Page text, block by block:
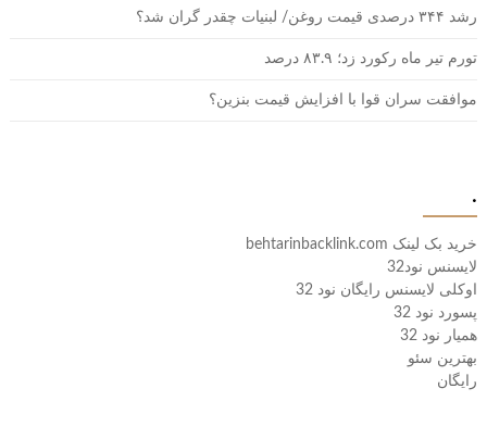
رشد ۳۴۴ درصدی قیمت روغن/ لبنیات چقدر گران شد؟
تورم تیر ماه رکورد زد؛ ۸۳.۹ درصد
موافقت سران قوا با افزایش قیمت بنزین؟
.
خرید بک لینک behtarinbacklink.com
لایسنس نود32
اوکلی لایسنس رایگان نود 32
پسورد نود 32
همیار نود 32
بهترین سئو
رایگان